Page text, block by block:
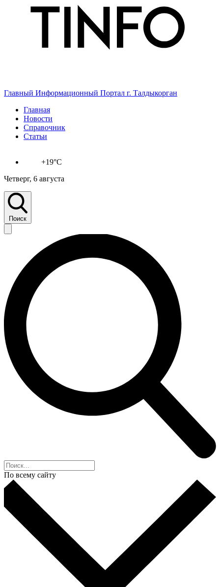
Главный Информационный Портал г. Талдыкорган
Главная
Новости
Справочник
Статьи
+19°C
Четверг, 6 августа
Поиск
По всему сайту